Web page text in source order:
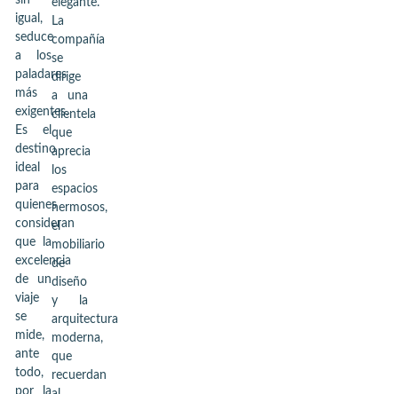
igual,
seduce
a los
paladares
más
exigentes.
Es el
destino
ideal
para
quienes
consideran
que la
excelencia
de un
viaje
se
mide,
ante
todo,
por la
elegante.
La
compañía
se
dirige
a una
clientela
que
aprecia
los
espacios
hermosos,
el
mobiliario
de
diseño
y la
arquitectura
moderna,
que
recuerdan